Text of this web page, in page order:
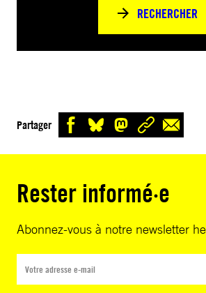
RECHERCHER
Partager
Rester informé·e
Abonnez-vous à notre newsletter